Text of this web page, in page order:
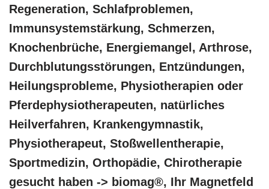
Regeneration, Schlafproblemen,
Immunsystemstärkung, Schmerzen,
Knochenbrüche, Energiemangel, Arthrose,
Durchblutungsstörungen, Entzündungen,
Heilungsprobleme, Physiotherapien oder
Pferdephysiotherapeuten, natürliches
Heilverfahren, Krankengymnastik,
Physiotherapeut, Stoßwellentherapie,
Sportmedizin, Orthopädie, Chirotherapie
gesucht haben -> biomag®, Ihr Magnetfeld